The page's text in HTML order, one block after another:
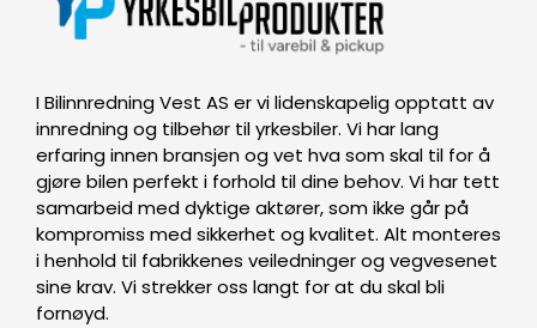
I Bilinnredning Vest AS er vi lidenskapelig opptatt av
innredning og tilbehør til yrkesbiler. Vi har lang
erfaring innen bransjen og vet hva som skal til for å
gjøre bilen perfekt i forhold til dine behov. Vi har tett
samarbeid med dyktige aktører, som ikke går på
kompromiss med sikkerhet og kvalitet. Alt monteres
i henhold til fabrikkenes veiledninger og vegvesenet
sine krav. Vi strekker oss langt for at du skal bli
fornøyd.